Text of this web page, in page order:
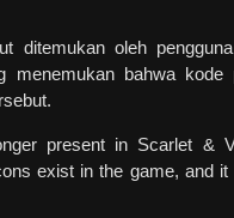
ditemukan oleh
menemukan bahwa kode
present in Scarlet &
exist in the game, and